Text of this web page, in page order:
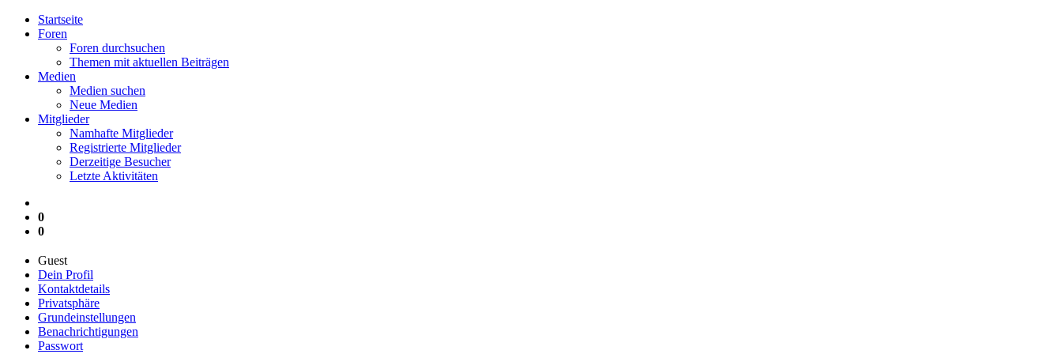
Startseite
Foren
Foren durchsuchen
Themen mit aktuellen Beiträgen
Medien
Medien suchen
Neue Medien
Mitglieder
Namhafte Mitglieder
Registrierte Mitglieder
Derzeitige Besucher
Letzte Aktivitäten
0
0
Guest
Dein Profil
Kontaktdetails
Privatsphäre
Grundeinstellungen
Benachrichtigungen
Passwort